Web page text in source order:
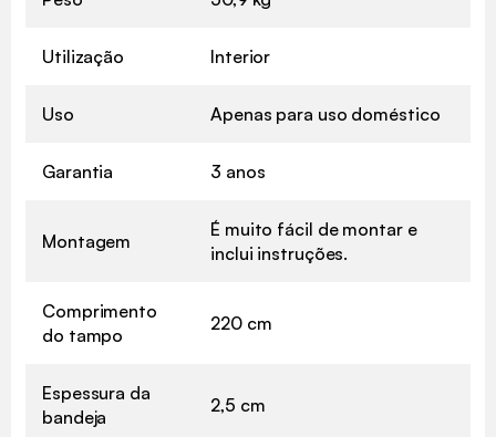
Utilização Interior
Uso Apenas para uso doméstico
Garantia 3 anos
Montagem
É muito fácil de montar e
inclui instruções.
Comprimento
do tampo
220 cm
Espessura da
bandeja
2,5 cm